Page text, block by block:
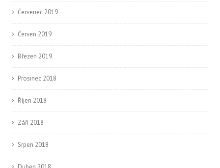
Červenec 2019
Červen 2019
Březen 2019
Prosinec 2018
Říjen 2018
Září 2018
Srpen 2018